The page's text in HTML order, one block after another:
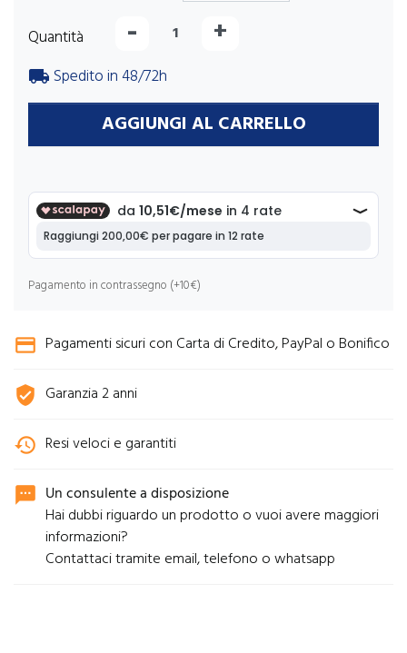
Quantità - +
local_shipping Spedito in 48/72h
AGGIUNGI AL CARRELLO
Pagamento in contrassegno (+10€)
credit_card Pagamenti sicuri con Carta di Credito, PayPal o Bonifico
verified_user Garanzia 2 anni
history Resi veloci e garantiti
sms Un consulente a disposizione
Hai dubbi riguardo un prodotto o vuoi avere maggiori
informazioni?
Contattaci tramite email, telefono o whatsapp